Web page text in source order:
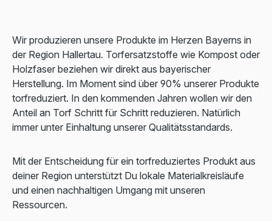
Wir produzieren unsere Produkte im Herzen Bayerns in
der Region Hallertau. Torfersatzstoffe wie Kompost oder
Holzfaser beziehen wir direkt aus bayerischer
Herstellung. Im Moment sind über 90% unserer Produkte
torfreduziert. In den kommenden Jahren wollen wir den
Anteil an Torf Schritt für Schritt reduzieren. Natürlich
immer unter Einhaltung unserer Qualitätsstandards.
Mit der Entscheidung für ein torfreduziertes Produkt aus
deiner Region unterstützt Du lokale Materialkreisläufe
und einen nachhaltigen Umgang mit unseren
Ressourcen.